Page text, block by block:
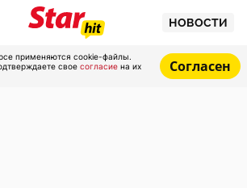
НОВОСТИ
применяются cookie-файлы.
свое согласие на их
Согласен